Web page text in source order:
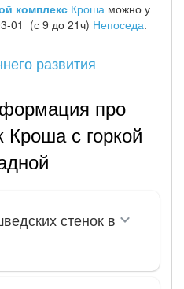
комплекс Кроша можно у
01 (с 9 до 21ч) Непоседа.
развития
про
Кроша с горкой
стенок в